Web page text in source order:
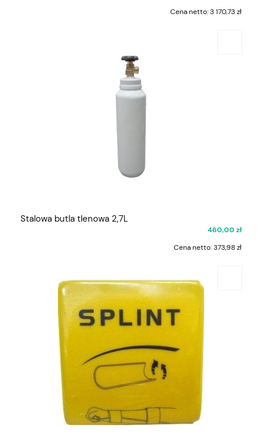
Cena netto:3 170,73 zł
Stalowa butla tlenowa 2,7L
460,00 zł
Cena netto:373,98 zł